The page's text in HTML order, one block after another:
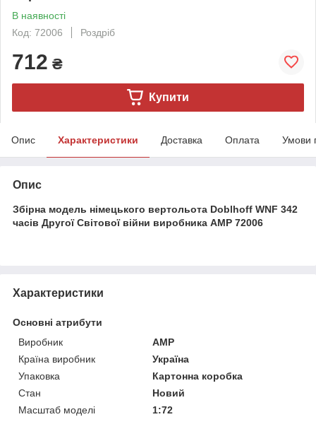
В наявності
Код: 72006
Роздріб
712 ₴
Купити
Опис Характеристики Доставка Оплата Умови
Опис
Збірна модель німецького вертольота Doblhoff WNF 342
часів Другої Світової війни виробника AMP 72006
Характеристики
Основні атрибути
Виробник
AMP
Країна виробник
Україна
Упаковка
Картонна коробка
Стан
Новий
Масштаб моделі
1:72